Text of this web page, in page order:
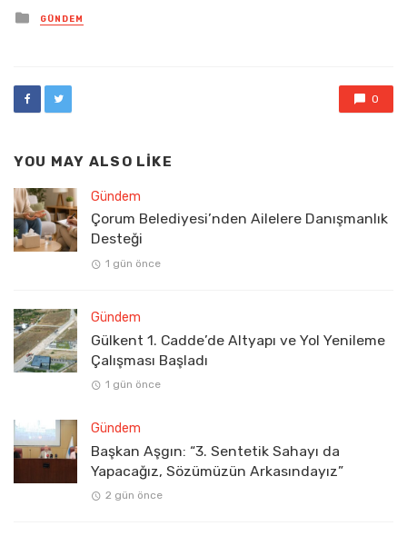
Posted
in
GÜNDEM
0
YOU MAY ALSO LIKE
Gündem
Çorum Belediyesi’nden Ailelere Danışmanlık
Desteği
1 gün önce
Gündem
Gülkent 1. Cadde’de Altyapı ve Yol Yenileme
Çalışması Başladı
1 gün önce
Gündem
Başkan Aşgın: “3. Sentetik Sahayı da
Yapacağız, Sözümüzün Arkasındayız”
2 gün önce